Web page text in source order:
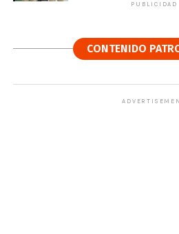
PUBLICIDAD
CONTENIDO